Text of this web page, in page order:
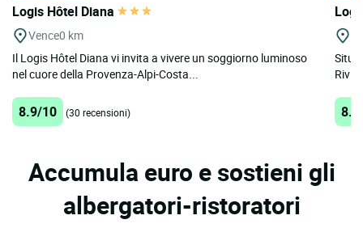
Logis Hôtel Diana
Vence0 km
Il Logis Hôtel Diana vi invita a vivere un soggiorno luminoso
nel cuore della Provenza-Alpi-Costa...
8.9/10 (30 recensioni)
Accumula euro e sostieni gli
albergatori-ristoratori